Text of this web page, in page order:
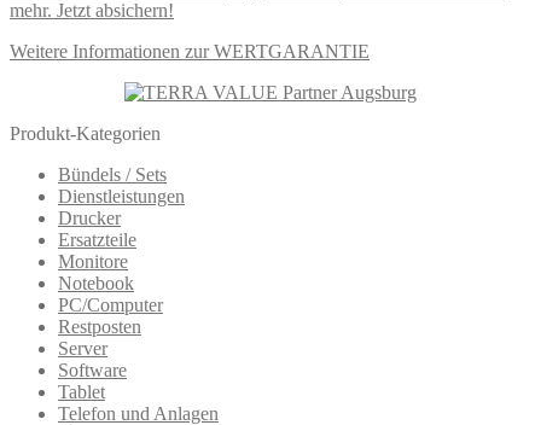
Weitere Informationen zur WERTGARANTIE
Produkt-Kategorien
Bündels / Sets
Dienstleistungen
Drucker
Ersatzteile
Monitore
Notebook
PC/Computer
Restposten
Server
Software
Tablet
Telefon und Anlagen